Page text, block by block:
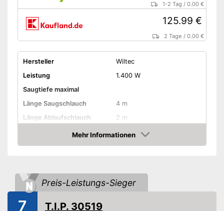
1-2 Tag /0.00 €
125.99 €
2 Tage /0.00 €
Hersteller
Wiltec
Leistung
1.400 W
Saugtiefe maximal
Länge Saugschlauch
4 m
Länge Ablaufschlauch
2 m
30 l
Länge Kabel
Mehr Informationen
Amazon
Preis-Leistungs-Sieger
7 T.I.P. 30519